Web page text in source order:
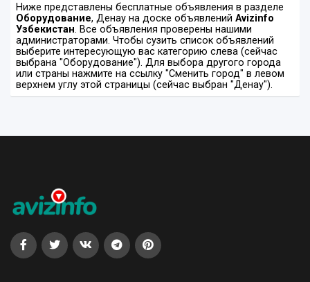
Ниже представлены бесплатные объявления в разделе
Оборудование, Денау на доске объявлений Avizinfo
Узбекистан. Все объявления проверены нашими
администраторами. Чтобы сузить список объявлений
выберите интересующую вас категорию слева (сейчас
выбрана "Оборудование"). Для выбора другого города
или страны нажмите на ссылку "Сменить город" в левом
верхнем углу этой страницы (сейчас выбран "Денау").